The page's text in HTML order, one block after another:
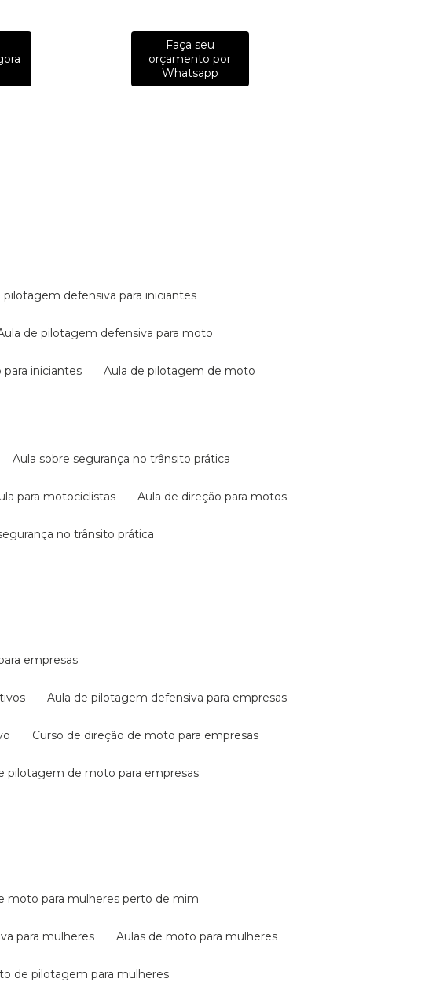
Faça seu
orçamento por
Whatsapp
pilotagem defensiva para iniciantes
aula de pilotagem defensiva para moto
para iniciantes aula de pilotagem de moto
aula sobre segurança no trânsito prática
aula para motociclistas aula de direção para motos
no trânsito prática
empresas
aula de pilotagem defensiva para empresas
curso de direção de moto para empresas
pilotagem de moto para empresas
moto para mulheres perto de mim
para mulheres aulas de moto para mulheres
de pilotagem para mulheres